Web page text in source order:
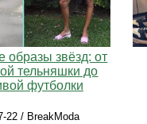
образы звёзд: от
тельняшки до
футболки
22 / BreakModa